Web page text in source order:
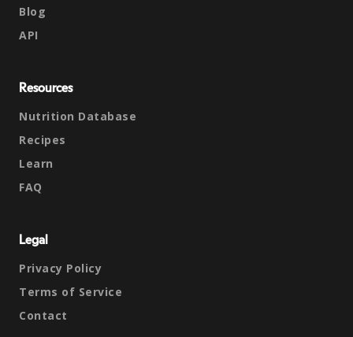
Blog
API
Resources
Nutrition Database
Recipes
Learn
FAQ
Legal
Privacy Policy
Terms of Service
Contact